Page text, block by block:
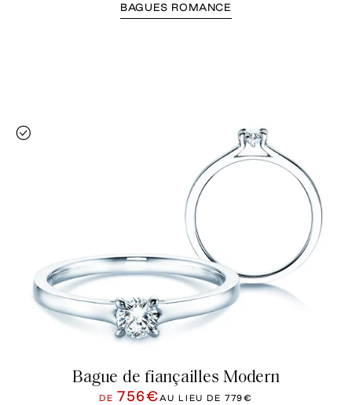
BAGUES ROMANCE
Bague de fiançailles Modern
DE 756€AU LIEU DE779€